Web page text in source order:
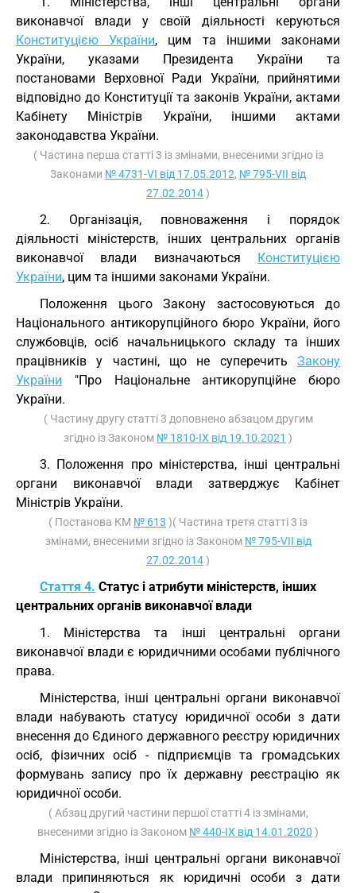
виконавчої влади у своїй діяльності керуються
Конституцією України, цим та іншими законами
України, указами Президента України та
постановами Верховної Ради України, прийнятими
відповідно до Конституції та законів України, актами
Кабінету Міністрів України, іншими актами
законодавства України.
( Частина перша статті 3 із змінами, внесеними згідно із
Законами № 4731-VI від 17.05.2012, № 795-VII від
27.02.2014)
2. Організація, повноваження і порядок
діяльності міністерств, інших центральних органів
виконавчої влади визначаються Конституцією
України, цим та іншими законами України.
Положення цього Закону застосовуються до
Національного антикорупційного бюро України, його
службовців, осіб начальницького складу та інших
працівників у частині, що не суперечить Закону
України "Про Національне антикорупційне бюро
України.
( Частину другу статті 3 доповнено абзацом другим
згідно із Законом № 1810-IX від 19.10.2021 )
3. Положення про міністерства, інші центральні
органи виконавчої влади затверджує Кабінет
Міністрів України.
( Постанова КМ № 613 )( Частина третя статті 3 із
змінами, внесеними згідно із Законом № 795-VII від
27.02.2014)
Стаття 4. Статус і атрибути міністерств, інших
центральних органів виконавчої влади
1. Міністерства та інші центральні органи
виконавчої влади є юридичними особами публічного
права.
Міністерства, інші центральні органи виконавчої
влади набувають статусу юридичної особи з дати
внесення до Єдиного державного реєстру юридичних
осіб, фізичних осіб - підприємців та громадських
формувань запису про їх державну реєстрацію як
юридичної особи.
( Абзац другий частини першої статті 4 із змінами,
внесеними згідно із Законом № 440-IX від 14.01.2020 )
Міністерства, інші центральні органи виконавчої
влади припиняються як юридичні особи з дати